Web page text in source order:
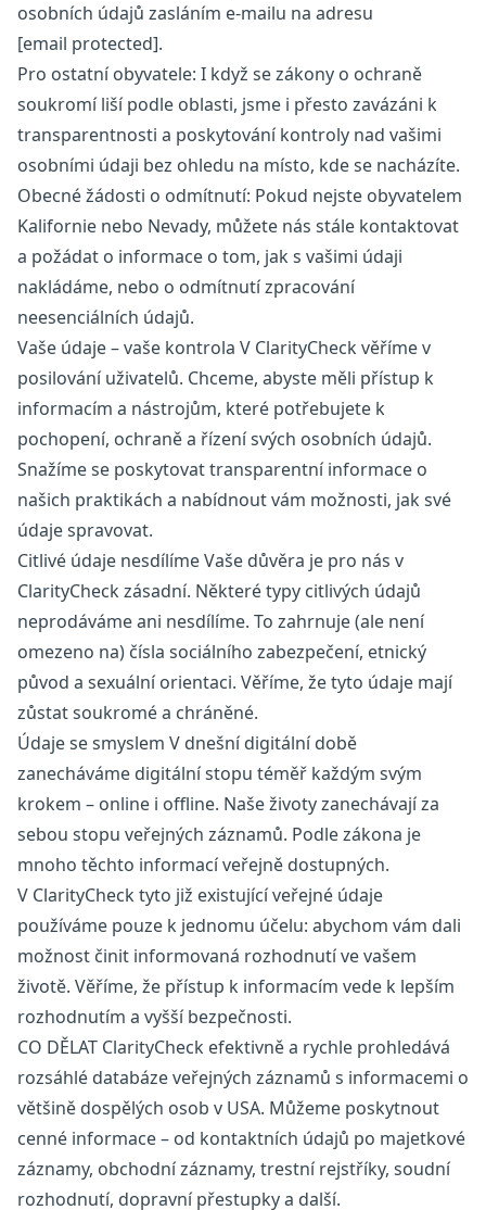
osobních údajů zasláním e-mailu na adresu
[email protected].
Pro ostatní obyvatele: I když se zákony o ochraně
soukromí liší podle oblasti, jsme i přesto zavázáni k
transparentnosti a poskytování kontroly nad vašimi
osobními údaji bez ohledu na místo, kde se nacházíte.
Obecné žádosti o odmítnutí: Pokud nejste obyvatelem
Kalifornie nebo Nevady, můžete nás stále kontaktovat
a požádat o informace o tom, jak s vašimi údaji
nakládáme, nebo o odmítnutí zpracování
neesenciálních údajů.
Vaše údaje – vaše kontrola V ClarityCheck věříme v
posilování uživatelů. Chceme, abyste měli přístup k
informacím a nástrojům, které potřebujete k
pochopení, ochraně a řízení svých osobních údajů.
Snažíme se poskytovat transparentní informace o
našich praktikách a nabídnout vám možnosti, jak své
údaje spravovat.
Citlivé údaje nesdílíme Vaše důvěra je pro nás v
ClarityCheck zásadní. Některé typy citlivých údajů
neprodáváme ani nesdílíme. To zahrnuje (ale není
omezeno na) čísla sociálního zabezpečení, etnický
původ a sexuální orientaci. Věříme, že tyto údaje mají
zůstat soukromé a chráněné.
Údaje se smyslem V dnešní digitální době
zanecháváme digitální stopu téměř každým svým
krokem – online i offline. Naše životy zanechávají za
sebou stopu veřejných záznamů. Podle zákona je
mnoho těchto informací veřejně dostupných.
V ClarityCheck tyto již existující veřejné údaje
používáme pouze k jednomu účelu: abychom vám dali
možnost činit informovaná rozhodnutí ve vašem
životě. Věříme, že přístup k informacím vede k lepším
rozhodnutím a vyšší bezpečnosti.
CO DĚLAT ClarityCheck efektivně a rychle prohledává
rozsáhlé databáze veřejných záznamů s informacemi o
většině dospělých osob v USA. Můžeme poskytnout
cenné informace – od kontaktních údajů po majetkové
záznamy, obchodní záznamy, trestní rejstříky, soudní
rozhodnutí, dopravní přestupky a další.